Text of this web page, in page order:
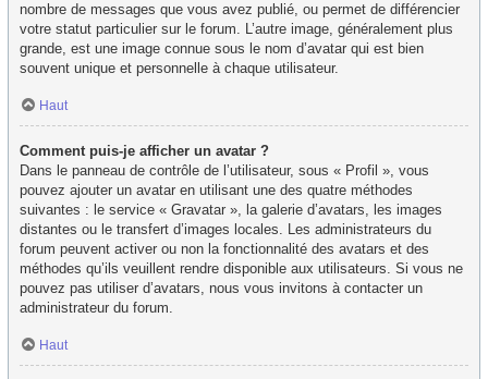
nombre de messages que vous avez publié, ou permet de différencier
votre statut particulier sur le forum. L’autre image, généralement plus
grande, est une image connue sous le nom d’avatar qui est bien
souvent unique et personnelle à chaque utilisateur.
Haut
Comment puis-je afficher un avatar ?
Dans le panneau de contrôle de l’utilisateur, sous « Profil », vous
pouvez ajouter un avatar en utilisant une des quatre méthodes
suivantes : le service « Gravatar », la galerie d’avatars, les images
distantes ou le transfert d’images locales. Les administrateurs du
forum peuvent activer ou non la fonctionnalité des avatars et des
méthodes qu’ils veuillent rendre disponible aux utilisateurs. Si vous ne
pouvez pas utiliser d’avatars, nous vous invitons à contacter un
administrateur du forum.
Haut